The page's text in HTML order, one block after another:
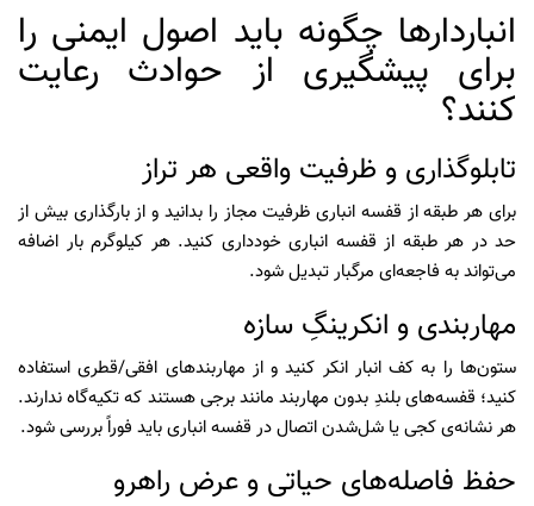
انباردارها چگونه باید اصول ایمنی را
برای پیشگیری از حوادث رعایت
کنند؟
تابلوگذاری و ظرفیت واقعی هر تراز
برای هر طبقه از قفسه انباری ظرفیت مجاز را بدانید و از بارگذاری بیش از
حد در هر طبقه از قفسه انباری خودداری کنید. هر کیلوگرم بار اضافه
می‌تواند به فاجعه‌ای مرگبار تبدیل شود.
مهاربندی و انکرینگِ سازه
ستون‌ها را به کف انبار انکر کنید و از مهاربندهای افقی/قطری استفاده
کنید؛ قفسه‌های بلندِ بدون مهاربند مانند برجی هستند که تکیه‌گاه ندارند.
هر نشانه‌ی کجی یا شل‌شدن اتصال در قفسه انباری باید فوراً بررسی شود.
حفظ فاصله‌های حیاتی و عرض راهرو